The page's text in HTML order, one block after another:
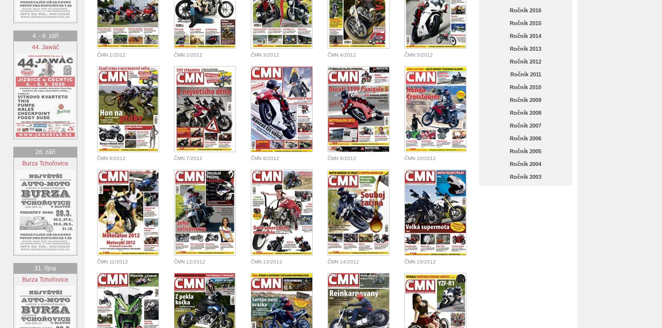
ČMN 1/2012 ČMN 2/2012 ČMN 3/2012 ČMN 4/2012 ČMN 5/2012
ČMN 6/2012 ČMN 7/2012 ČMN 8/2012 ČMN 9/2012 ČMN 10/2012
ČMN 11/2012 ČMN 12/2012 ČMN 13/2012 ČMN 14/2012 ČMN 15/2012
Ročník 2016
Ročník 2015
Ročník 2014
Ročník 2013
Ročník 2012
Ročník 2011
Ročník 2010
Ročník 2009
Ročník 2008
Ročník 2007
Ročník 2006
Ročník 2005
Ročník 2004
Ročník 2003
4. - 6. září
44. Jawáč
26. září
Burza Tchořovice
31. října
Burza Tchořovice